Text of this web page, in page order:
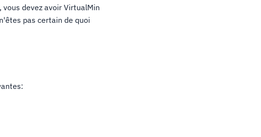
devez avoir VirtualMin
pas certain de quoi